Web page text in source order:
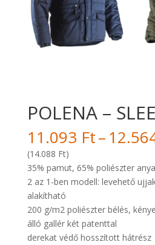
POLENA –
11.093 Ft–
(14.088 Ft)
35% pamut, 65% poliészter
2 az 1-ben modell: levehető
alakítható
200 g/m2 poliészter bélés,
álló gallér két patenttal
derekat védő hosszított hátrész